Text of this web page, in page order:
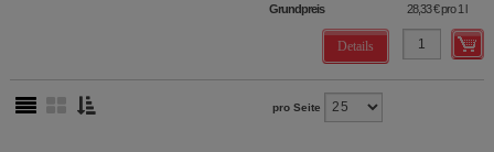
Grundpreis
28,33 €pro 1 l
Details
pro Seite